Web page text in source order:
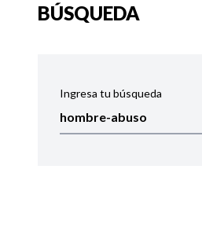
BÚSQUEDA
Ingresa tu búsqueda